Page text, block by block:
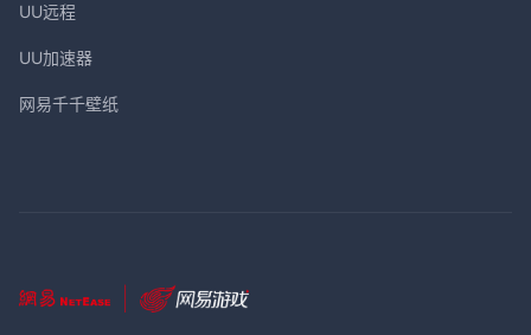
UU远程
UU加速器
网易千千壁纸